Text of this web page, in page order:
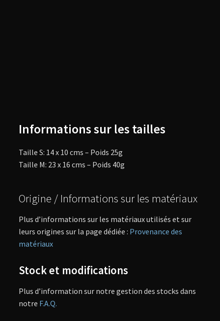
Informations sur les tailles
Taille S: 14 x 10 cms – Poids 25g
Taille M: 23 x 16 cms – Poids 40g
Origine / Informations sur les matériaux
Plus d’informations sur les matériaux utilisés et sur
leurs origines sur la page dédiée : Provenance des
matériaux
Stock et modifications
Plus d’information sur notre gestion des stocks dans
notre F.A.Q.